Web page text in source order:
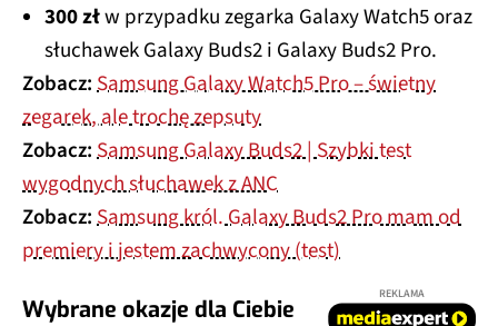
300 złw przypadku zegarka Galaxy Watch5 oraz
słuchawek Galaxy Buds2 i Galaxy Buds2 Pro.
Zobacz:Samsung Galaxy Watch5 Pro – świetny
zegarek, ale trochę zepsuty
Zobacz:Samsung Galaxy Buds2 | Szybki test
wygodnych słuchawek z ANC
Zobacz:Samsung król. Galaxy Buds2 Pro mam od
premiery i jestem zachwycony (test)
Wybrane okazje dla Ciebie
REKLAMA